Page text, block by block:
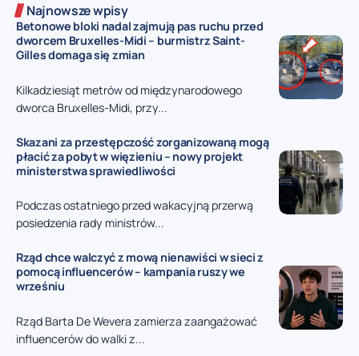
Najnowsze wpisy
Betonowe bloki nadal zajmują pas ruchu przed
dworcem Bruxelles-Midi – burmistrz Saint-
Gilles domaga się zmian
Kilkadziesiąt metrów od międzynarodowego
dworca Bruxelles-Midi, przy...
Skazani za przestępczość zorganizowaną mogą
płacić za pobyt w więzieniu – nowy projekt
ministerstwa sprawiedliwości
Podczas ostatniego przed wakacyjną przerwą
posiedzenia rady ministrów...
Rząd chce walczyć z mową nienawiści w sieci z
pomocą influencerów – kampania ruszy we
wrześniu
Rząd Barta De Wevera zamierza zaangażować
influencerów do walki z...